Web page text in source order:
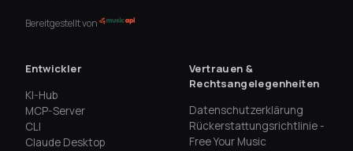
Bereitgestellt von
Entwickler
KI-Hub
MCP-Server
CLI
Claude Desktop
Vertrauen &
Rechtsangelegenheiten
Datenschutzerklärung
Rückerstattungsrichtlinie -
Free Your Music